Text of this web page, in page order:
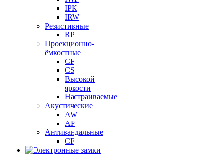
IPK
IRW
Резистивные
RP
Проекционно-
ёмкостные
CF
CS
Высокой
яркости
Настраиваемые
Акустические
AW
AP
Антивандальные
CF